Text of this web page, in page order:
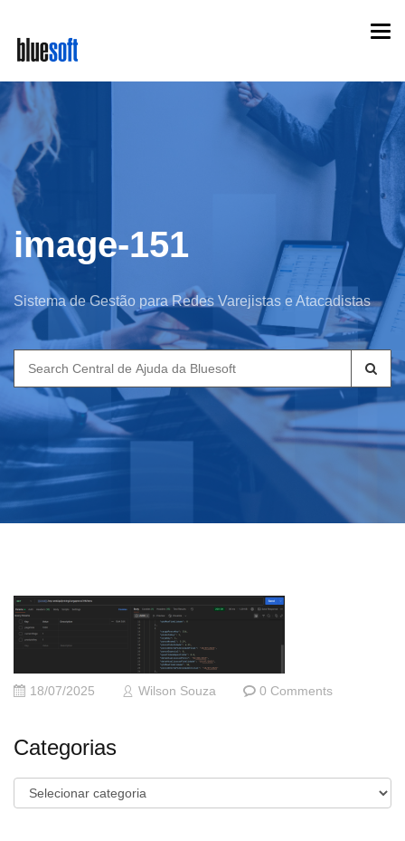
main
content
image-151
Sistema de Gestão para Redes Varejistas e Atacadistas
Search
for:
18/07/2025 Wilson Souza 0 Comments
Categorias
Categorias